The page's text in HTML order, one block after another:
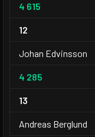
4 615
12
Johan Edvinsson
4 285
13
Andreas Berglund